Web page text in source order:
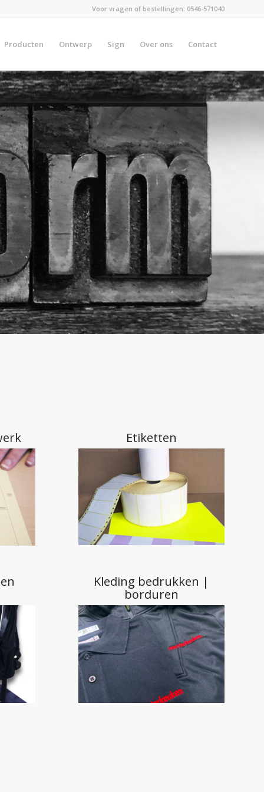
Voor vragen of bestellingen: 0546-571040
Producten Ontwerp Sign Over ons Contact
Kleding bedrukken |
borduren